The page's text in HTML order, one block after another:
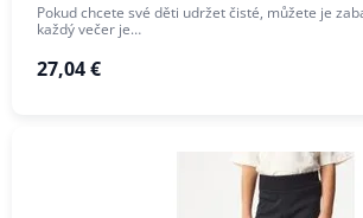
Pokud chcete své děti udržet čisté, můžete je
každý večer je…
27,04 €